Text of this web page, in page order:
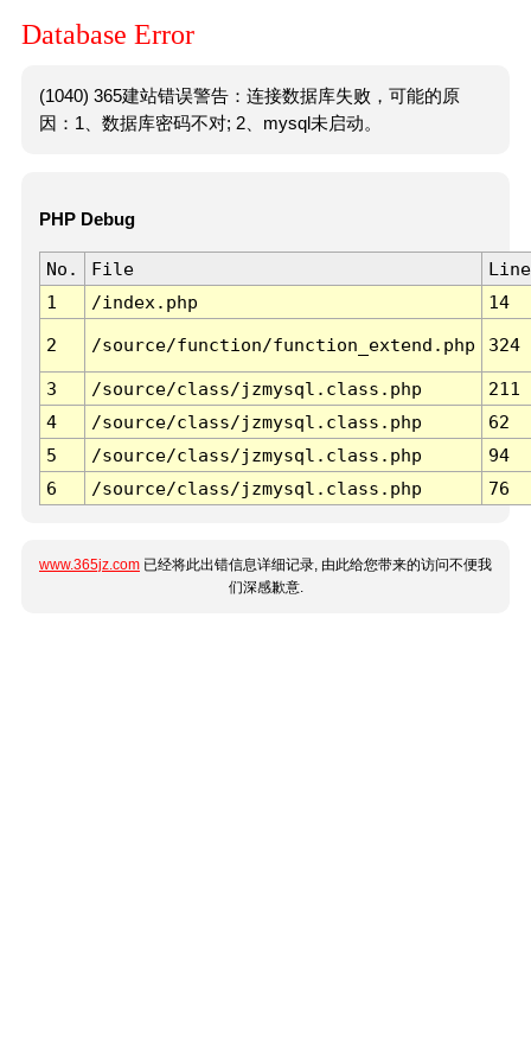
Database Error
(1040) 365建站错误警告：连接数据库失败，可能的原
因：1、数据库密码不对; 2、mysql未启动。
PHP Debug
No. File
Line
1
/index.php 14
2 /source/function/function_extend.php 324
3 /source/class/jzmysql.class.php
211
4
/source/class/jzmysql.class.php
62
5
/source/class/jzmysql.class.php
94
6
/source/class/jzmysql.class.php 76
www.365jz.com 已经将此出错信息详细记录, 由此给您带来的访问不便我
们深感歉意.